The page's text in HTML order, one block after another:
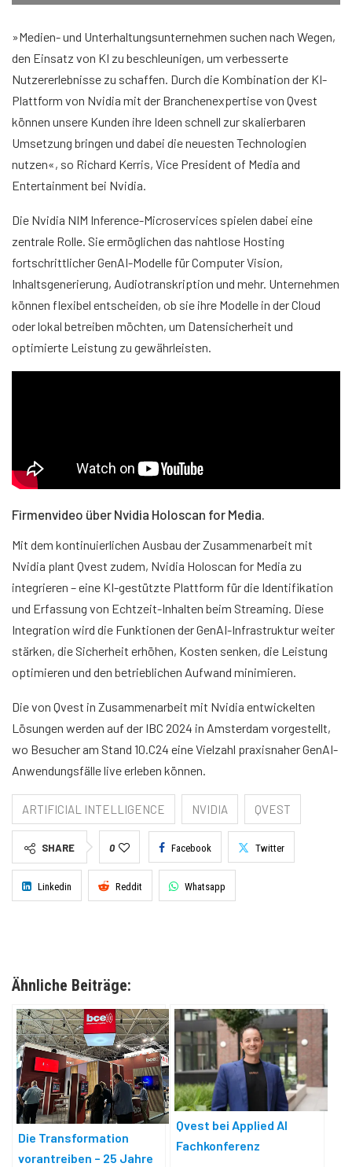
»Medien- und Unterhaltungsunternehmen suchen nach Wegen,
den Einsatz von KI zu beschleunigen, um verbesserte
Nutzererlebnisse zu schaffen. Durch die Kombination der KI-
Plattform von Nvidia mit der Branchenexpertise von Qvest
können unsere Kunden ihre Ideen schnell zur skalierbaren
Umsetzung bringen und dabei die neuesten Technologien
nutzen«, so Richard Kerris, Vice President of Media and
Entertainment bei Nvidia.
Die Nvidia NIM Inference-Microservices spielen dabei eine
zentrale Rolle. Sie ermöglichen das nahtlose Hosting
fortschrittlicher GenAI-Modelle für Computer Vision,
Inhaltsgenerierung, Audiotranskription und mehr. Unternehmen
können flexibel entscheiden, ob sie ihre Modelle in der Cloud
oder lokal betreiben möchten, um Datensicherheit und
optimierte Leistung zu gewährleisten.
Firmenvideo über Nvidia Holoscan for Media.
Mit dem kontinuierlichen Ausbau der Zusammenarbeit mit
Nvidia plant Qvest zudem, Nvidia Holoscan for Media zu
integrieren – eine KI-gestützte Plattform für die Identifikation
und Erfassung von Echtzeit-Inhalten beim Streaming. Diese
Integration wird die Funktionen der GenAI-Infrastruktur weiter
stärken, die Sicherheit erhöhen, Kosten senken, die Leistung
optimieren und den betrieblichen Aufwand minimieren.
Die von Qvest in Zusammenarbeit mit Nvidia entwickelten
Lösungen werden auf der IBC 2024 in Amsterdam vorgestellt,
wo Besucher am Stand 10.C24 eine Vielzahl praxisnaher GenAI-
Anwendungsfälle live erleben können.
ARTIFICIAL INTELLIGENCE NVIDIA QVEST
SHARE 0 Facebook Twitter
Linkedin Reddit Whatsapp
Ähnliche Beiträge:
Die Transformation
vorantreiben – 25 Jahre
Qvest bei Applied AI
Fachkonferenz